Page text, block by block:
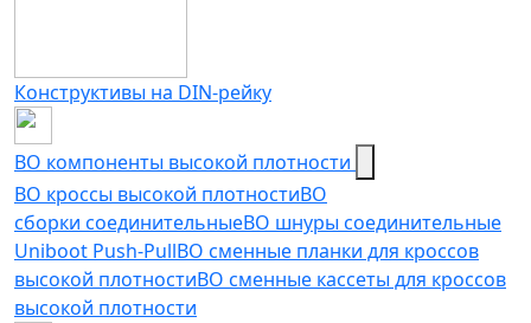
Конструктивы на DIN-рейку
ВО компоненты высокой плотности
ВО кроссы высокой плотностиВО
сборки соединительныеВО шнуры соединительные
Uniboot Push-PullВО сменные планки для кроссов
высокой плотностиВО сменные кассеты для кроссов
высокой плотности